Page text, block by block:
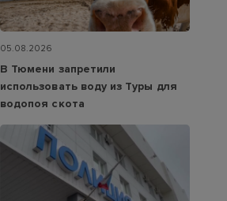
05.08.2026
В Тюмени запретили
использовать воду из Туры для
водопоя скота